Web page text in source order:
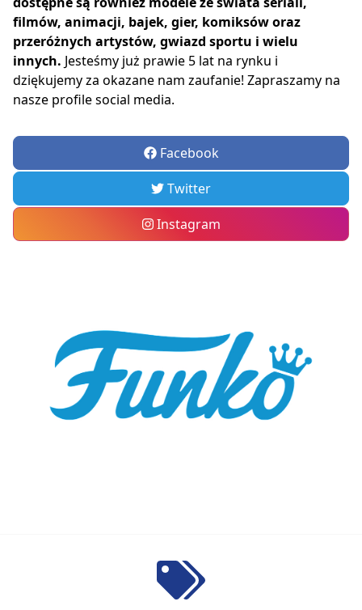
filmów, animacji, bajek, gier, komiksów oraz
przeróżnych artystów, gwiazd sportu i wielu
innych. Jesteśmy już prawie 5 lat na rynku i
dziękujemy za okazane nam zaufanie! Zapraszamy na
nasze profile social media.
Facebook
Twitter
Instagram